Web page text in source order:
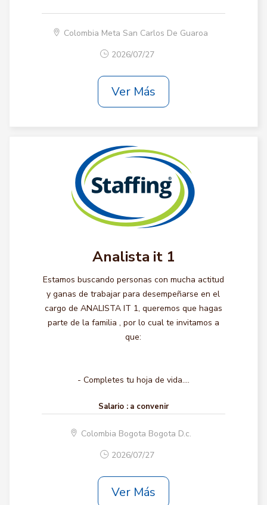
Colombia Meta San Carlos De Guaroa
2026/07/27
Ver Más
Analista it 1
Estamos buscando personas con mucha actitud
y ganas de trabajar para desempeñarse en el
cargo de ANALISTA IT 1, queremos que hagas
parte de la familia , por lo cual te invitamos a
que:
- Completes tu hoja de vida....
Salario : a convenir
Colombia Bogota Bogota D.c.
2026/07/27
Ver Más